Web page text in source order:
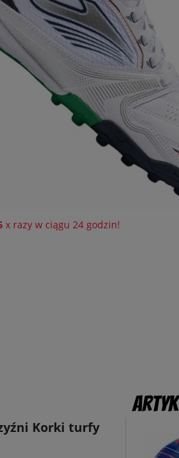
x razy w ciągu 24 godzin!
Korki turfy